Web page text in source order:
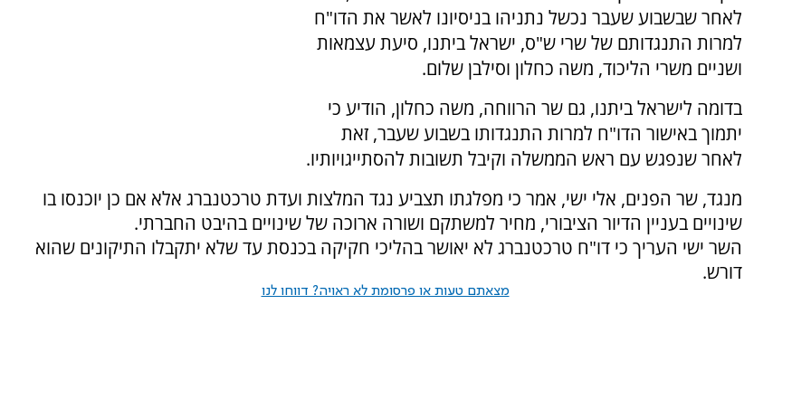
לאחר שבשבוע שעבר נכשל נתניהו בניסיונו לאשר את הדו"ח
למרות התנגדותם של שרי ש"ס, ישראל ביתנו, סיעת עצמאות
ושניים משרי הליכוד, משה כחלון וסילבן שלום.
בדומה לישראל ביתנו, גם שר הרווחה, משה כחלון, הודיע כי
יתמוך באישור הדו"ח למרות התנגדותו בשבוע שעבר, זאת
לאחר שנפגש עם ראש הממשלה וקיבל תשובות להסתייגויותיו.
מנגד, שר הפנים, אלי ישי, אמר כי מפלגתו תצביע נגד המלצות ועדת טרכטנברג אלא אם כן יוכנסו בו
שינויים בעניין הדיור הציבורי, מחיר למשתקם ושורה ארוכה של שינויים בהיבט החברתי.
השר ישי העריך כי דו"ח טרכטנברג לא יאושר בהליכי חקיקה בכנסת עד שלא יתקבלו התיקונים שהוא
דורש.
מצאתם טעות או פרסומת לא ראויה? דווחו לנו